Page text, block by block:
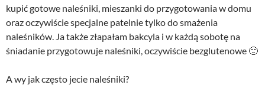
kupić gotowe naleśniki, mieszanki do przygotowania w domu
oraz oczywiście specjalne patelnie tylko do smażenia
naleśników. Ja także złapałam bakcyla i w każdą sobotę na
śniadanie przygotowuje naleśniki, oczywiście bezglutenowe 🙂
A wy jak często jecie naleśniki?